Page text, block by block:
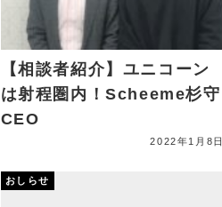
【相談者紹介】ユニコーン
は射程圏内！Scheeme杉守
CEO
2022年1月8日
おしらせ